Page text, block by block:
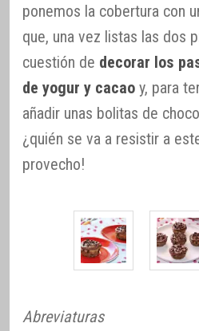
ponemos la cobertura con
que, una vez listas las dos
cuestión de decorar los
de yogur y cacao y, para
añadir unas bolitas de
¿quién se va a resistir a
provecho!
Abreviaturas